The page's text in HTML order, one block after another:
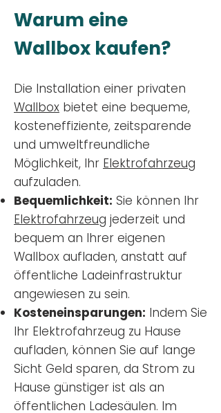
Warum eine
Wallbox kaufen?
Die Installation einer privaten
Wallbox bietet eine bequeme,
kosteneffiziente, zeitsparende
und umweltfreundliche
Möglichkeit, Ihr Elektrofahrzeug
aufzuladen.
Bequemlichkeit: Sie können Ihr
Elektrofahrzeug jederzeit und
bequem an Ihrer eigenen
Wallbox aufladen, anstatt auf
öffentliche Ladeinfrastruktur
angewiesen zu sein.
Kosteneinsparungen: Indem Sie
Ihr Elektrofahrzeug zu Hause
aufladen, können Sie auf lange
Sicht Geld sparen, da Strom zu
Hause günstiger ist als an
öffentlichen Ladesäulen. Im